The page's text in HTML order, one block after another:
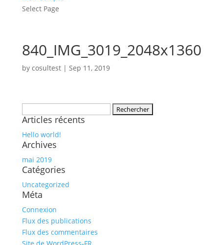
Select Page
840_IMG_3019_2048x1360
by cosultest| Sep 11, 2019
Articles récents
Hello world!
Archives
mai 2019
Catégories
Uncategorized
Méta
Connexion
Flux des publications
Flux des commentaires